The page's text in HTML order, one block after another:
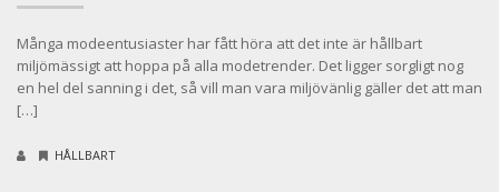
Många modeentusiaster har fått höra att det inte är hållbart
miljömässigt att hoppa på alla modetrender. Det ligger sorgligt nog
en hel del sanning i det, så vill man vara miljövänlig gäller det att man
[…]
HÅLLBART